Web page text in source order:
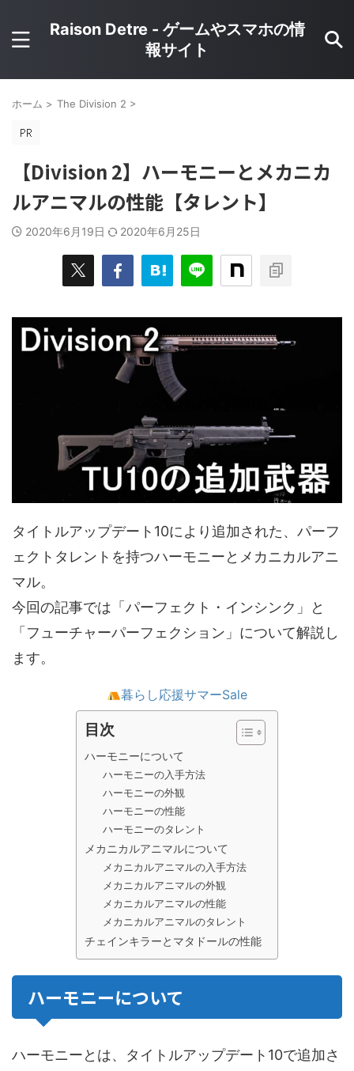
Raison Detre - ゲームやスマホの情
報サイト
ホーム > The Division 2 >
【Division 2】ハーモニーとメカニカ
ルアニマルの性能【タレント】
2020年6月19日 2020年6月25日
タイトルアップデート10により追加された、パーフ
ェクトタレントを持つハーモニーとメカニカルアニ
マル。
今回の記事では「パーフェクト・インシンク」と
「フューチャーパーフェクション」について解説し
ます。
暮らし応援サマーSale
目次
ハーモニーについて
ハーモニーの入手方法
ハーモニーの外観
ハーモニーの性能
ハーモニーのタレント
メカニカルアニマルについて
メカニカルアニマルの入手方法
メカニカルアニマルの外観
メカニカルアニマルの性能
メカニカルアニマルのタレント
チェインキラーとマタドールの性能
ハーモニーについて
ハーモニーとは、タイトルアップデート10で追加さ